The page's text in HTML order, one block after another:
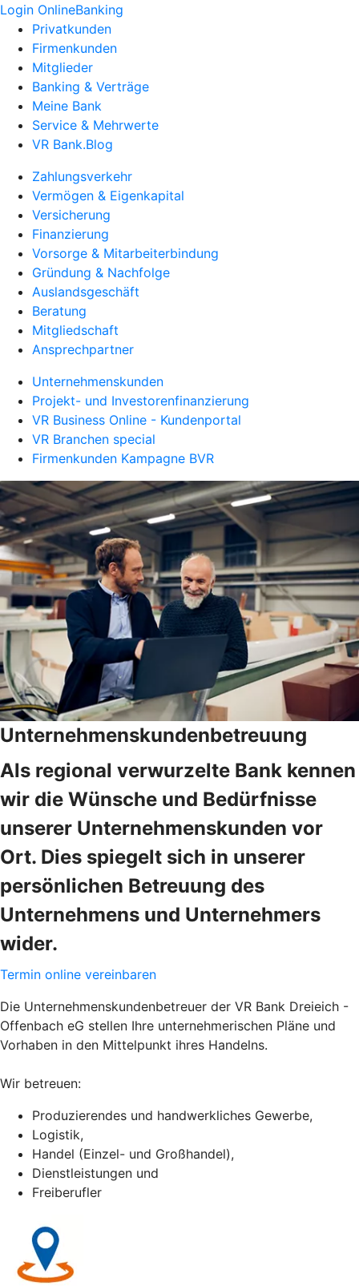
Login OnlineBanking
Privatkunden
Firmenkunden
Mitglieder
Banking & Verträge
Meine Bank
Service & Mehrwerte
VR Bank.Blog
Zahlungsverkehr
Vermögen & Eigenkapital
Versicherung
Finanzierung
Vorsorge & Mitarbeiterbindung
Gründung & Nachfolge
Auslandsgeschäft
Beratung
Mitgliedschaft
Ansprechpartner
Unternehmenskunden
Projekt- und Investorenfinanzierung
VR Business Online - Kundenportal
VR Branchen special
Firmenkunden Kampagne BVR
Unternehmenskundenbetreuung
Als regional verwurzelte Bank kennen
wir die Wünsche und Bedürfnisse
unserer Unternehmenskunden vor
Ort. Dies spiegelt sich in unserer
persönlichen Betreuung des
Unternehmens und Unternehmers
wider.
Termin online vereinbaren
Die Unternehmenskundenbetreuer der VR Bank Dreieich -
Offenbach eG stellen Ihre unternehmerischen Pläne und
Vorhaben in den Mittelpunkt ihres Handelns.
Wir betreuen:
Produzierendes und handwerkliches Gewerbe,
Logistik,
Handel (Einzel- und Großhandel),
Dienstleistungen und
Freiberufler